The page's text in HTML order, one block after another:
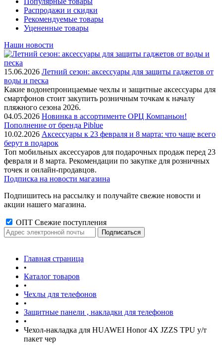
Распродажи и скидки
Рекомендуемые товары
Уцененные товары
Наши новости
15.06.2026 Летний сезон: аксессуары для защиты гаджетов от
воды и песка
Какие водонепроницаемые чехлы и защитные аксессуары для
смартфонов стоит закупить розничным точкам к началу
пляжного сезона 2026.
04.05.2026 Новинка в ассортименте OРЦ Компаньон!
Пополнение от бренда Piblue
10.02.2026 Аксессуары к 23 февраля и 8 марта: что чаще всего
берут в подарок
Топ мобильных аксессуаров для подарочных продаж перед 23
февраля и 8 марта. Рекомендации по закупке для розничных
точек и онлайн-продавцов.
Подписка на новости магазина
Подпишитесь на рассылку и получайте свежие новости и
акции нашего магазина.
ОПТ Свежие поступления
Главная страница
•
Каталог товаров
•
Чехлы для телефонов
•
Защитные панели , накладки для телефонов
•
Чехол-накладка для HUAWEI Honor 4X JZZS TPU у/т
пакет чер